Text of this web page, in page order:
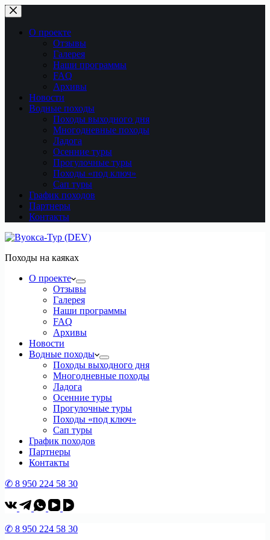
Перейти
к
сути
О проекте
Отзывы
Галерея
Наши программы
FAQ
Архивы
Новости
Водные походы
Походы выходного дня
Многодневные походы
Ладога
Осенние туры
Прогулочные туры
Походы «под ключ»
Сап туры
График походов
Партнеры
Контакты
Походы на каяках
О проекте
Отзывы
Галерея
Наши программы
FAQ
Архивы
Новости
Водные походы
Походы выходного дня
Многодневные походы
Ладога
Осенние туры
Прогулочные туры
Походы «под ключ»
Сап туры
График походов
Партнеры
Контакты
✆ 8 950 224 58 30
✆ 8 950 224 58 30